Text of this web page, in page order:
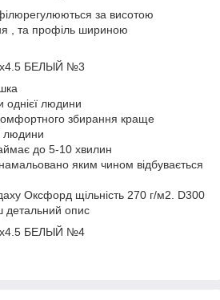
за висотою
, та профіль шириною
однієї людини
збирання краще
людини
до 5-10 хвилин
яким чином відбувається
Оксфорд щільність 270 г/м2. D300
детальний опис